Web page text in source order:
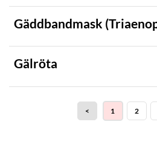
Gäddbandmask
Gälröta
< 1 2